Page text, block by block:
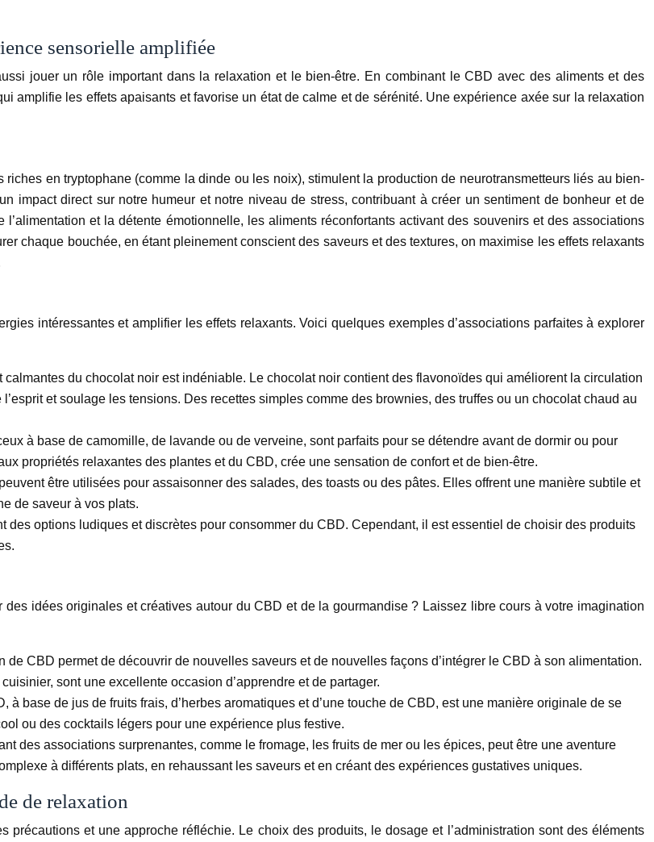
sensorielle amplifiée
jouer un rôle important dans la relaxation et le bien-être. En combinant le CBD avec des aliments et des
amplifie les effets apaisants et favorise un état de calme et de sérénité. Une expérience axée sur la relaxation
en tryptophane (comme la dinde ou les noix), stimulent la production de neurotransmetteurs liés au bien-
impact direct sur notre humeur et notre niveau de stress, contribuant à créer un sentiment de bonheur et de
et la détente émotionnelle, les aliments réconfortants activant des souvenirs et des associations
chaque bouchée, en étant pleinement conscient des saveurs et des textures, on maximise les effets relaxants
intéressantes et amplifier les effets relaxants. Voici quelques exemples d’associations parfaites à explorer
du chocolat noir est indéniable. Le chocolat noir contient des flavonoïdes qui améliorent la circulation
et soulage les tensions. Des recettes simples comme des brownies, des truffes ou un chocolat chaud au
à base de camomille, de lavande ou de verveine, sont parfaits pour se détendre avant de dormir ou pour
propriétés relaxantes des plantes et du CBD, crée une sensation de confort et de bien-être.
être utilisées pour assaisonner des salades, des toasts ou des pâtes. Elles offrent une manière subtile et
de saveur à vos plats.
des options ludiques et discrètes pour consommer du CBD. Cependant, il est essentiel de choisir des produits
idées originales et créatives autour du CBD et de la gourmandise ? Laissez libre cours à votre imagination
de CBD permet de découvrir de nouvelles saveurs et de nouvelles façons d’intégrer le CBD à son alimentation.
sont une excellente occasion d’apprendre et de partager.
à base de jus de fruits frais, d’herbes aromatiques et d’une touche de CBD, est une manière originale de se
ou des cocktails légers pour une expérience plus festive.
des associations surprenantes, comme le fromage, les fruits de mer ou les épices, peut être une aventure
à différents plats, en rehaussant les saveurs et en créant des expériences gustatives uniques.
de relaxation
et une approche réfléchie. Le choix des produits, le dosage et l’administration sont des éléments